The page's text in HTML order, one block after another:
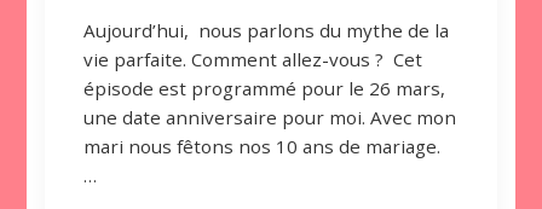
Aujourd’hui, nous parlons du mythe de la
vie parfaite. Comment allez-vous ? Cet
épisode est programmé pour le 26 mars,
une date anniversaire pour moi. Avec mon
mari nous fêtons nos 10 ans de mariage.
…